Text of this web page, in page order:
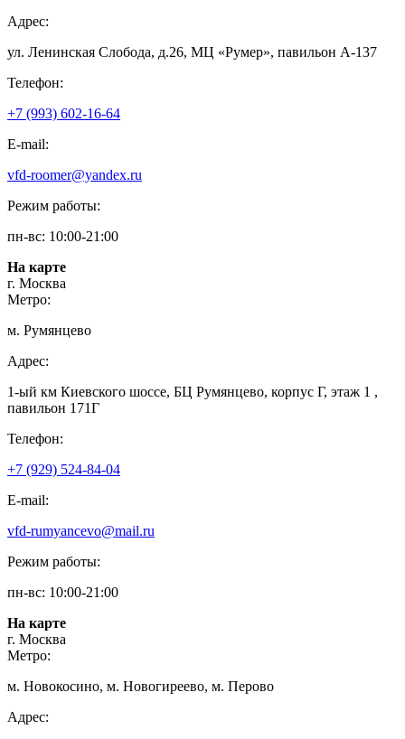
Адрес:
ул. Ленинская Слобода, д.26, МЦ «Румер», павильон А-137
Телефон:
+7 (993) 602-16-64
E-mail:
vfd-roomer@yandex.ru
Режим работы:
пн-вс: 10:00-21:00
На карте
г. Москва
Метро:
м. Румянцево
Адрес:
1-ый км Киевского шоссе, БЦ Румянцево, корпус Г, этаж 1 ,
павильон 171Г
Телефон:
+7 (929) 524-84-04
E-mail:
vfd-rumyancevo@mail.ru
Режим работы:
пн-вс: 10:00-21:00
На карте
г. Москва
Метро:
м. Новокосино, м. Новогиреево, м. Перово
Адрес: